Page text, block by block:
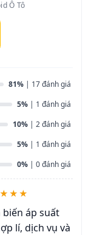
Ô Tô
81% | 17 đánh giá
5% | 1 đánh giá
10% | 2 đánh giá
5% | 1 đánh giá
0% | 0 đánh giá
áp suất
lí, dịch vụ và